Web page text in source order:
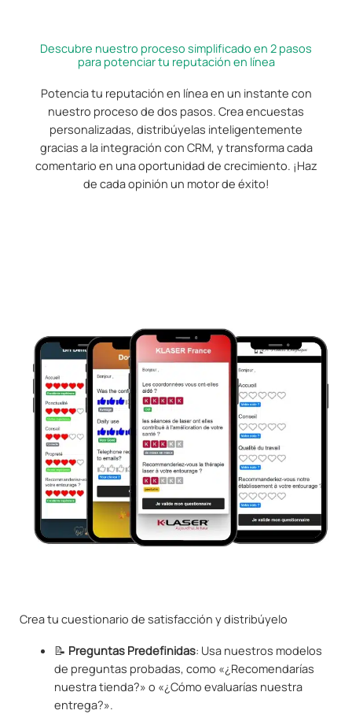
Descubre nuestro proceso simplificado en 2 pasos
para potenciar tu reputación en línea
Potencia tu reputación en línea en un instante con
nuestro proceso de dos pasos. Crea encuestas
personalizadas, distribúyelas inteligentemente
gracias a la integración con CRM, y transforma cada
comentario en una oportunidad de crecimiento. ¡Haz
de cada opinión un motor de éxito!
Crea tu cuestionario de satisfacción y distribúyelo
📝 Preguntas Predefinidas: Usa nuestros modelos
de preguntas probadas, como «¿Recomendarías
nuestra tienda?» o «¿Cómo evaluarías nuestra
entrega?».